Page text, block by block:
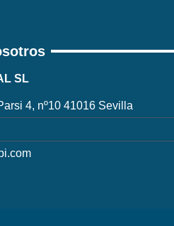
SL
4, nº10 41016 Sevilla